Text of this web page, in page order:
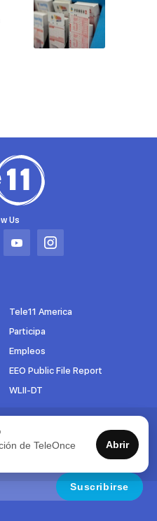
Us
Abrir
pestaña
Abrir
pestaña
Tele11 America
Participa
Empleos
EEO Public File Report
WLII-DT
que pasa en TeleOnce,
Suscribirse
de TeleOnce
Abrir